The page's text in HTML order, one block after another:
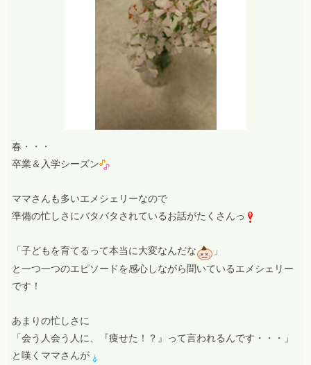
春・・・
卒業＆入学シーズン
ママさんも多いエメシェリーなので
準備の忙しさにバタバタされているお話がたくさんっ
「子どもを育てるって本当に大変なんだな
」
と一つ一つのエピソードを感心しながら聞いているエメシェリー
です！
あまりの忙しさに
「会う人会う人に、『痩せた！？』って言われるんです・・・」
と嘆くママさんが